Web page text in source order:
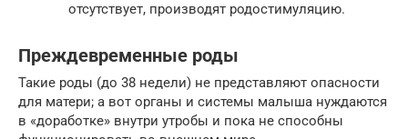
отсутствует, производят родостимуляцию.
Преждевременные роды
Такие роды (до 38 недели) не представляют опасности
для матери; а вот органы и системы малыша нуждаются
в «доработке» внутри утробы и пока не способны